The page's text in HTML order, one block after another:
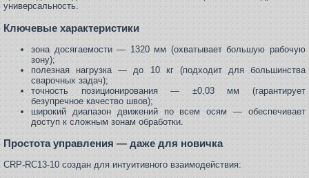
универсальность.
Ключевые характеристики
зона досягаемости — 1320 мм (охватывает большую рабочую
зону);
полезная нагрузка — до 10 кг (подходит для большинства
сварочных задач);
точность позиционирования — ±0,03 мм (гарантирует
безупречное качество швов);
широкий диапазон движений по всем осям — обеспечивает
доступ к сложным зонам обработки.
Простота управления — даже для новичка
CRP‑RC13‑10 создан для интуитивного взаимодействия: